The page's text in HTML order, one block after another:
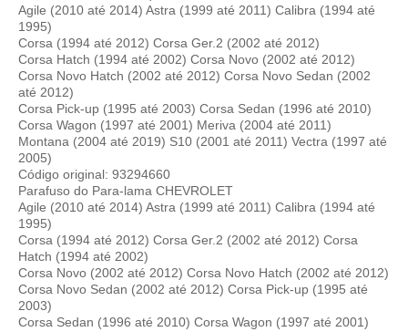
Agile (2010 até 2014) Astra (1999 até 2011) Calibra (1994 até
1995)
Corsa (1994 até 2012) Corsa Ger.2 (2002 até 2012)
Corsa Hatch (1994 até 2002) Corsa Novo (2002 até 2012)
Corsa Novo Hatch (2002 até 2012) Corsa Novo Sedan (2002
até 2012)
Corsa Pick-up (1995 até 2003) Corsa Sedan (1996 até 2010)
Corsa Wagon (1997 até 2001) Meriva (2004 até 2011)
Montana (2004 até 2019) S10 (2001 até 2011) Vectra (1997 até
2005)
Código original: 93294660
Parafuso do Para-lama CHEVROLET
Agile (2010 até 2014) Astra (1999 até 2011) Calibra (1994 até
1995)
Corsa (1994 até 2012) Corsa Ger.2 (2002 até 2012) Corsa
Hatch (1994 até 2002)
Corsa Novo (2002 até 2012) Corsa Novo Hatch (2002 até 2012)
Corsa Novo Sedan (2002 até 2012) Corsa Pick-up (1995 até
2003)
Corsa Sedan (1996 até 2010) Corsa Wagon (1997 até 2001)